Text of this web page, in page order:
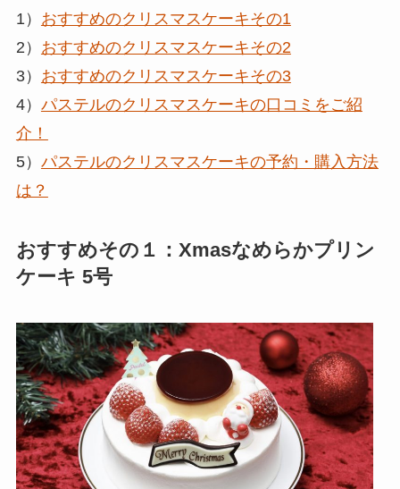
1） おすすめのクリスマスケーキその1
2） おすすめのクリスマスケーキその2
3） おすすめのクリスマスケーキその3
4） パステルのクリスマスケーキの口コミをご紹
介！
5） パステルのクリスマスケーキの予約・購入方法
は？
おすすめその１：Xmasなめらかプリン
ケーキ 5号